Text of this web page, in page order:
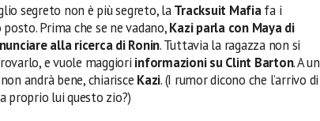
segreto non è più segreto, laTracksuit Mafiafa i
Prima che se ne vadano,Kazi parla con Maya di
alla ricerca di Ronin. Tuttavia la ragazza non si
e vuole maggiori informazioni su Clint Barton. A un
andrà bene, chiarisce Kazi. (I rumor dicono che l’arrivo di
proprio lui questo zio?)